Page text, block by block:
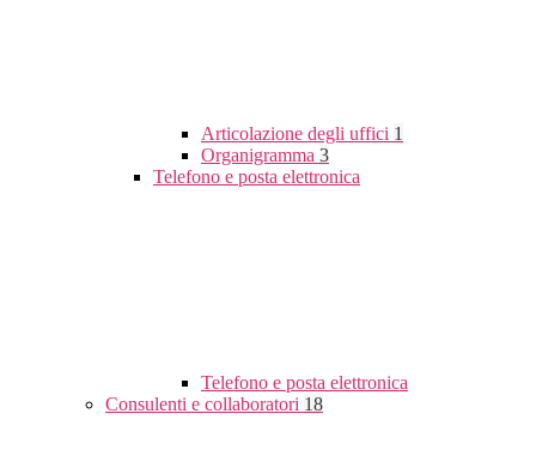
Articolazione degli uffici 1
Organigramma 3
Telefono e posta elettronica
Telefono e posta elettronica
Consulenti e collaboratori 18